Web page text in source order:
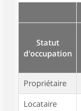
Statut
d'occupation
Propriétaire
Locataire